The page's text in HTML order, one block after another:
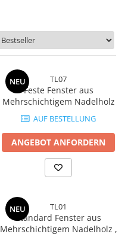
NEU TL07
Feste Fenster aus
Mehrschichtigem Nadelholz
AUF BESTELLUNG
ANGEBOT ANFORDERN
NEU TL01
Standard Fenster aus
Mehrschichtigem Nadelholz ,